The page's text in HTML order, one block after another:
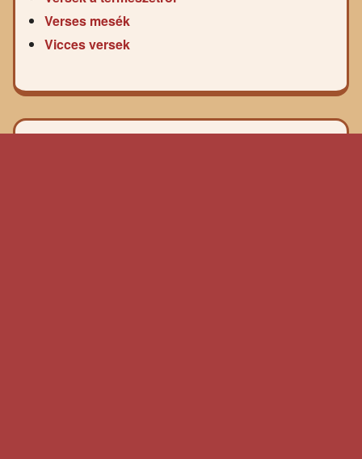
Verses mesék
Vicces versek